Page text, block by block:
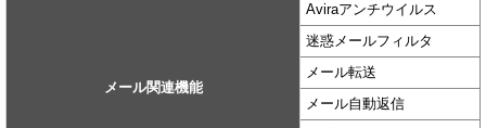
メール関連機能
Aviraアンチウイルス
迷惑メールフィルタ
メール転送
メール自動返信